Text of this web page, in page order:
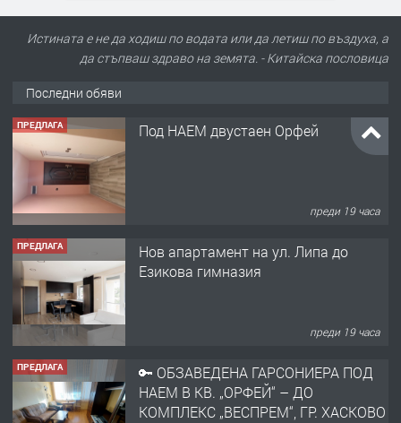
Истината е не да ходиш по водата или да летиш по въздуха, а
да стъпваш здраво на земята. - Китайскa пословицa
Последни обяви
ПРЕДЛАГА Под НАЕМ двустаен Орфей
преди 19 часа
ПРЕДЛАГА
Нов апартамент на ул. Липа до
Езикова гимназия
преди 19 часа
ПРЕДЛАГА
🔑 ОБЗАВЕДЕНА ГАРСОНИЕРА ПОД
НАЕМ В КВ. „ОРФЕЙ“ – ДО
КОМПЛЕКС „ВЕСПРЕМ“, ГР. ХАСКОВО